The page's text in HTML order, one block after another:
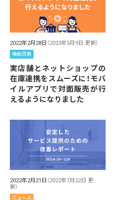
2022年2月28日 （2023年5月9日 更新）
機能改善
実店舗とネットショップの
在庫連携をスムーズに！モバ
イルアプリで対面販売が行
えるようになりました
2022年2月21日 （2022年7月22日 更
新）
ニュース